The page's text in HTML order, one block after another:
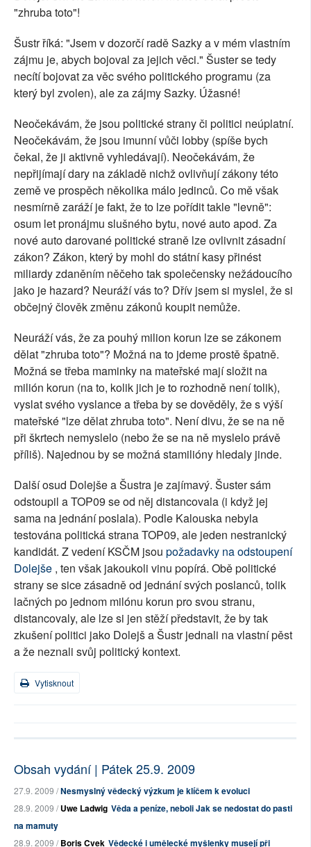
"zhruba toto"!
Šustr říká: "Jsem v dozorčí radě Sazky a v mém vlastním
zájmu je, abych bojoval za jejich věci." Šuster se tedy
necítí bojovat za věc svého politického programu (za
který byl zvolen), ale za zájmy Sazky. Úžasné!
Neočekávám, že jsou politické strany či politici neúplatní.
Neočekávám, že jsou imunní vůči lobby (spíše bych
čekal, že ji aktivně vyhledávají). Neočekávám, že
nepřijímají dary na základě nichž ovlivňují zákony této
země ve prospěch několika málo jedinců. Co mě však
nesmírně zaráží je fakt, že to lze pořídit takle "levně":
osum let pronájmu slušného bytu, nové auto apod. Za
nové auto darované politické straně lze ovlivnit zásadní
zákon? Zákon, který by mohl do státní kasy přinést
miliardy zdaněním něčeho tak společensky nežádoucího
jako je hazard? Neuráží vás to? Dřív jsem si myslel, že si
občejný člověk změnu zákonů koupit nemůže.
Neuráží vás, že za pouhý milion korun lze se zákonem
dělat "zhruba toto"? Možná na to jdeme prostě špatně.
Možná se třeba maminky na mateřské mají složit na
milión korun (na to, kolik jich je to rozhodně není tolik),
vyslat svého vyslance a třeba by se dověděly, že s výší
mateřské "lze dělat zhruba toto". Není divu, že se na ně
při škrtech nemyslelo (nebo že se na ně myslelo právě
příliš). Najednou by se možná stamilióny hledaly jinde.
Další osud Dolejše a Šustra je zajímavý. Šuster sám
odstoupil a TOP09 se od něj distancovala (i když jej
sama na jednání poslala). Podle Kalouska nebyla
testována politická strana TOP09, ale jeden nestranický
kandidát. Z vedení KSČM jsou požadavky na odstoupení
Dolejše , ten však jakoukoli vinu popírá. Obě politické
strany se sice zásadně od jednání svých poslanců, tolik
lačných po jednom milónu korun pro svou stranu,
distancovaly, ale lze si jen stěží představit, že by tak
zkušení politici jako Dolejš a Šustr jednali na vlastní pěst
a že neznali svůj politický kontext.
Vytisknout
Obsah vydání | Pátek 25.9. 2009
27.9. 2009 /Nesmyslný vědecký výzkum je klíčem k evoluci
28.9. 2009 /Uwe Ladwig Věda a peníze, neboli Jak se nedostat do pasti
na mamuty
28.9. 2009 /Boris Cvek Vědecké i umělecké myšlenky musejí při